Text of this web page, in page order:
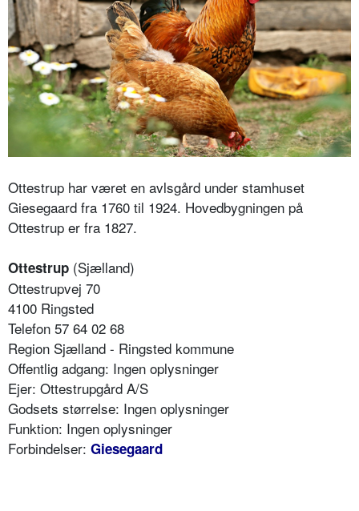
Ottestrup har været en avlsgård under stamhuset
Giesegaard fra 1760 til 1924. Hovedbygningen på
Ottestrup er fra 1827.
Ottestrup (Sjælland)
Ottestrupvej 70
4100 Ringsted
Telefon 57 64 02 68
Region Sjælland - Ringsted kommune
Offentlig adgang: Ingen oplysninger
Ejer: Ottestrupgård A/S
Godsets størrelse: Ingen oplysninger
Funktion: Ingen oplysninger
Forbindelser: Giesegaard